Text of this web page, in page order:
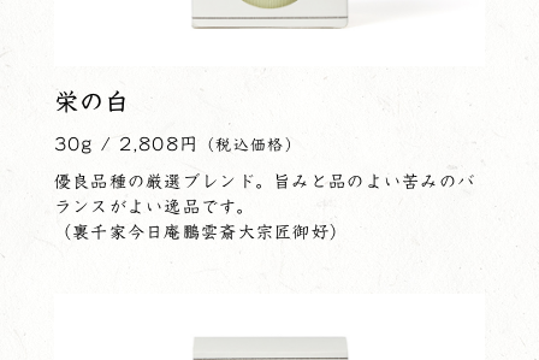
栄の白
30g / 2,808円 （税込価格）
優良品種の厳選ブレンド。旨みと品のよい苦みのバ
ランスがよい逸品です。
（裏千家今日庵鵬雲斎大宗匠御好）